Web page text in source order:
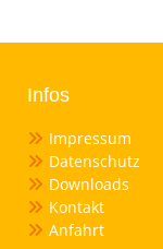
Infos
Impressum
Datenschutz
Downloads
Kontakt
Anfahrt